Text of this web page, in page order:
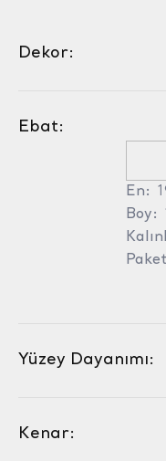
Dekor:
Ebat:
En:
Boy:
Yüzey Dayanımı:
Kenar: